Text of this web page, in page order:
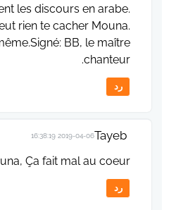
les discours en arabe.
rien te cacher Mouna.
BB, le maître
chanteur.
رد
Tayeb
2019-04-06 16:38:19
Ça fait mal au coeur.
رد